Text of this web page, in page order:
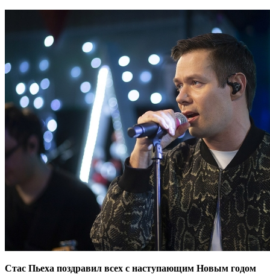
Стас Пьеха поздравил всех с наступающим Новым годом